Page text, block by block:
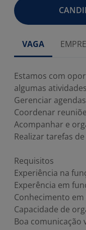
VAGA
Estamos com
algumas
Gerenciar
Coordenar
Acompanhar e
Realizar tarefas
Requisitos
Experiência na
Experência em
Conhecimento
Capacidade de
Boa comunicação